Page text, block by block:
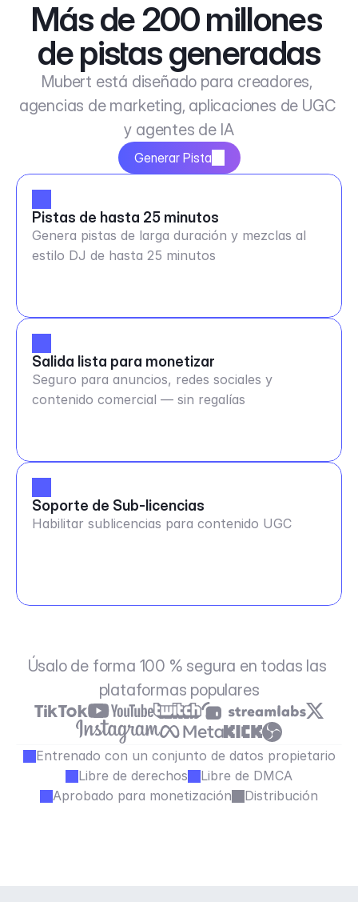
Más de 200 millones
de pistas generadas
Mubert está diseñado para creadores,
agencias de marketing, aplicaciones de UGC
y agentes de IA
Generar Pista
Pistas de hasta 25 minutos
Genera pistas de larga duración y mezclas al
estilo DJ de hasta 25 minutos
Salida lista para monetizar
Seguro para anuncios, redes sociales y
contenido comercial — sin regalías
Soporte de Sub-licencias
Habilitar sublicencias para contenido UGC
Úsalo de forma 100 % segura en todas las
plataformas populares
Entrenado con un conjunto de datos propietario
Libre de derechos
Libre de DMCA
Aprobado para monetización
Distribución